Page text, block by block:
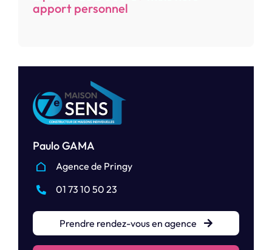
apport personnel
Paulo GAMA
Agence de Pringy
01 73 10 50 23
Prendre rendez-vous en agence